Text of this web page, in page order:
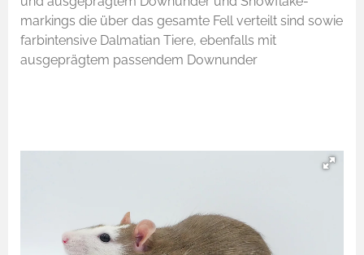
markings die über das gesamte Fell verteilt sind sowie
farbintensive Dalmatian Tiere, ebenfalls mit
ausgeprägtem passendem Downunder